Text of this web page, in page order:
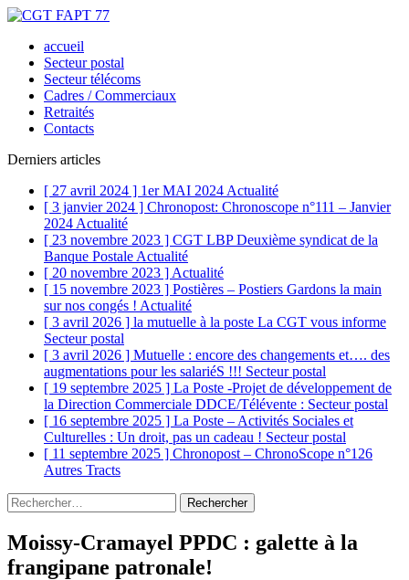
accueil
Secteur postal
Secteur télécoms
Cadres / Commerciaux
Retraités
Contacts
Derniers articles
[ 27 avril 2024 ] 1er MAI 2024 Actualité
[ 3 janvier 2024 ] Chronopost: Chronoscope n°111 – Janvier
2024 Actualité
[ 23 novembre 2023 ] CGT LBP Deuxième syndicat de la
Banque Postale Actualité
[ 20 novembre 2023 ] Actualité
[ 15 novembre 2023 ] Postières – Postiers Gardons la main
sur nos congés ! Actualité
[ 3 avril 2026 ] la mutuelle à la poste La CGT vous informe
Secteur postal
[ 3 avril 2026 ] Mutuelle : encore des changements et…. des
augmentations pour les salariéS !!! Secteur postal
[ 19 septembre 2025 ] La Poste -Projet de développement de
la Direction Commerciale DDCE/Télévente : Secteur postal
[ 16 septembre 2025 ] La Poste – Activités Sociales et
Culturelles : Un droit, pas un cadeau ! Secteur postal
[ 11 septembre 2025 ] Chronopost – ChronoScope n°126
Autres Tracts
Rechercher :
Moissy-Cramayel PPDC : galette à la
frangipane patronale!